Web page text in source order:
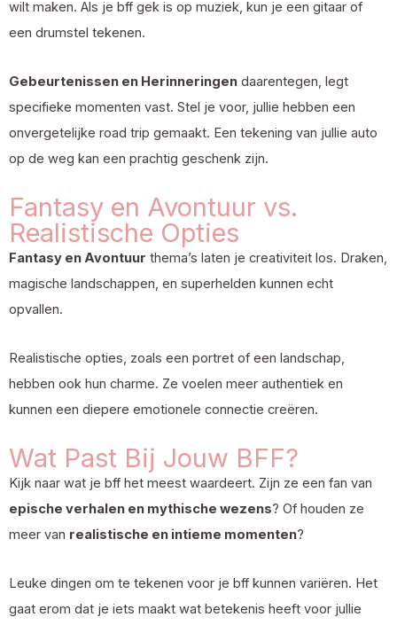
wilt maken. Als je bff gek is op muziek, kun je een gitaar of
een drumstel tekenen.
Gebeurtenissen en Herinneringen daarentegen, legt
specifieke momenten vast. Stel je voor, jullie hebben een
onvergetelijke road trip gemaakt. Een tekening van jullie auto
op de weg kan een prachtig geschenk zijn.
Fantasy en Avontuur vs.
Realistische Opties
Fantasy en Avontuur thema’s laten je creativiteit los. Draken,
magische landschappen, en superhelden kunnen echt
opvallen.
Realistische opties, zoals een portret of een landschap,
hebben ook hun charme. Ze voelen meer authentiek en
kunnen een diepere emotionele connectie creëren.
Wat Past Bij Jouw BFF?
Kijk naar wat je bff het meest waardeert. Zijn ze een fan van
epische verhalen en mythische wezens? Of houden ze
meer van realistische en intieme momenten?
Leuke dingen om te tekenen voor je bff kunnen variëren. Het
gaat erom dat je iets maakt wat betekenis heeft voor jullie